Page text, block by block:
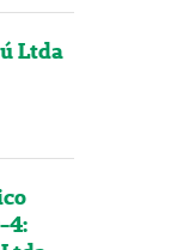
Ltda
4: